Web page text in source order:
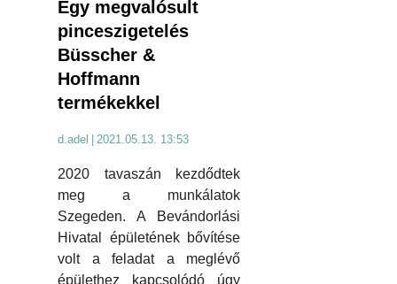
Egy megvalósult
pinceszigetelés
Büsscher &
Hoffmann
termékekkel
d.adel | 2021.05.13. 13:53
2020 tavaszán kezdődtek
meg a munkálatok
Szegeden. A Bevándorlási
Hivatal épületének bővítése
volt a feladat a meglévő
épülethez kapcsolódó úgy